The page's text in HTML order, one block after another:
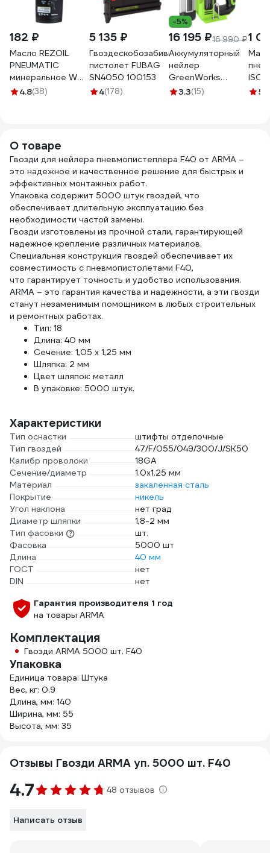
182 ₽
Масло REZOIL
PNEUMATIC
минеральное WH-
45 0.1 л Rezer
4.8(38)
5 135 ₽
Гвоздескобозабивной
пистолет FUBAG
SN4050 100153
4(178)
-5%
16 195 ₽16 990 ₽
Аккумуляторный
нейлер
GreenWorks
GD24BN 3400707
3.3(15)
1
ISO-
5
О товаре
Гвозди для нейлера пневмопистеплера F40 от ARMA –
это надежное и качественное решение для быстрых и
эффективных монтажных работ.
Упаковка содержит 5000 штук гвоздей, что
обеспечивает длительную эксплуатацию без
необходимости частой замены.
Гвозди изготовлены из прочной стали, гарантирующей
надежное крепление различных материалов.
Специальная конструкция гвоздей обеспечивает их
совместимость с пневмопистолетами F40,
что гарантирует точность и удобство использования.
ARMA – это гарантия качества и надежности, а эти гвозди
станут незаменимым помощником в любых строительных
и ремонтных работах.
Тип: 18
Длина: 40 мм
Сечение: 1,05 x 1,25 мм
Шляпка: 2 мм
Цвет шляпок: металл
В упаковке: 5000 штук.
Характеристики
Тип оснастки
штифты отделочные
Тип гвоздей
47/F/055/049/300/J/SK50
Калибр проволоки
18GA
Сечение/диаметр
1.0х1.25 мм
Материал
закаленная сталь
Покрытие
никель
Угол наклона
нет град
Диаметр шляпки
1,8-2 мм
Тип фасовки
шт.
Фасовка
5000 шт
Длина
40 мм
ГОСТ
нет
DIN
нет
Гарантия производителя 1 год
на товары ARMA
Комплектация
Гвозди ARMA 5000 шт. F40
Упаковка
Единица товара: Штука
Вес, кг: 0.9
Длина, мм: 140
Ширина, мм: 55
Высота, мм: 35
Отзывы Гвозди ARMA уп. 5000 шт. F40
4.7 48 отзывов
Написать отзыв